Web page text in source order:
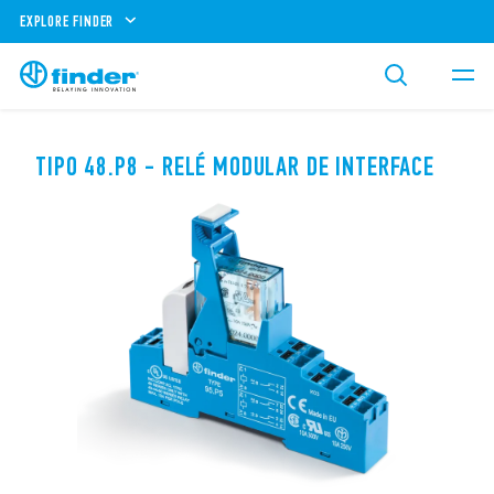
EXPLORE FINDER
TIPO 48.P8 - RELÉ MODULAR DE INTERFACE